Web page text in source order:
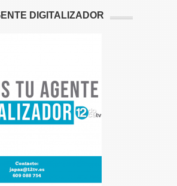
DIGITALIZADOR